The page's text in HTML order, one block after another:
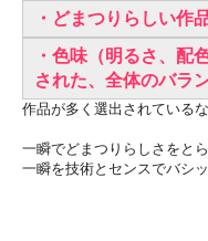
・どまつりらしい作
・色味（明るさ、配
された、全体のバラ
作品が多く選出されている
一瞬でどまつりらしさをと
一瞬を技術とセンスでバシ